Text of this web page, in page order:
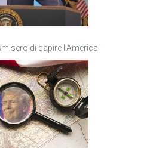
di capire l’America